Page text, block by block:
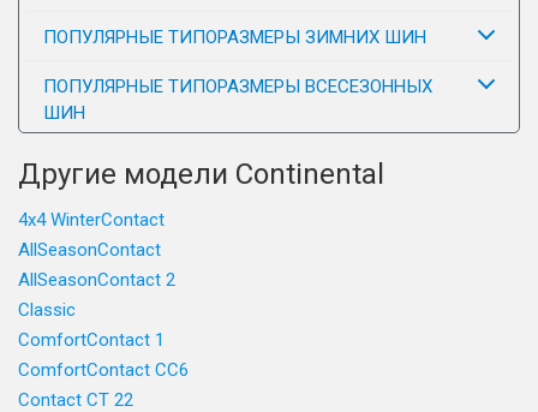
ПОПУЛЯРНЫЕ ТИПОРАЗМЕРЫ ЗИМНИХ ШИН
ПОПУЛЯРНЫЕ ТИПОРАЗМЕРЫ ВСЕСЕЗОННЫХ
ШИН
Другие модели Continental
4x4 WinterContact
AllSeasonContact
AllSeasonContact 2
Classic
ComfortContact 1
ComfortContact CC6
Contact CT 22